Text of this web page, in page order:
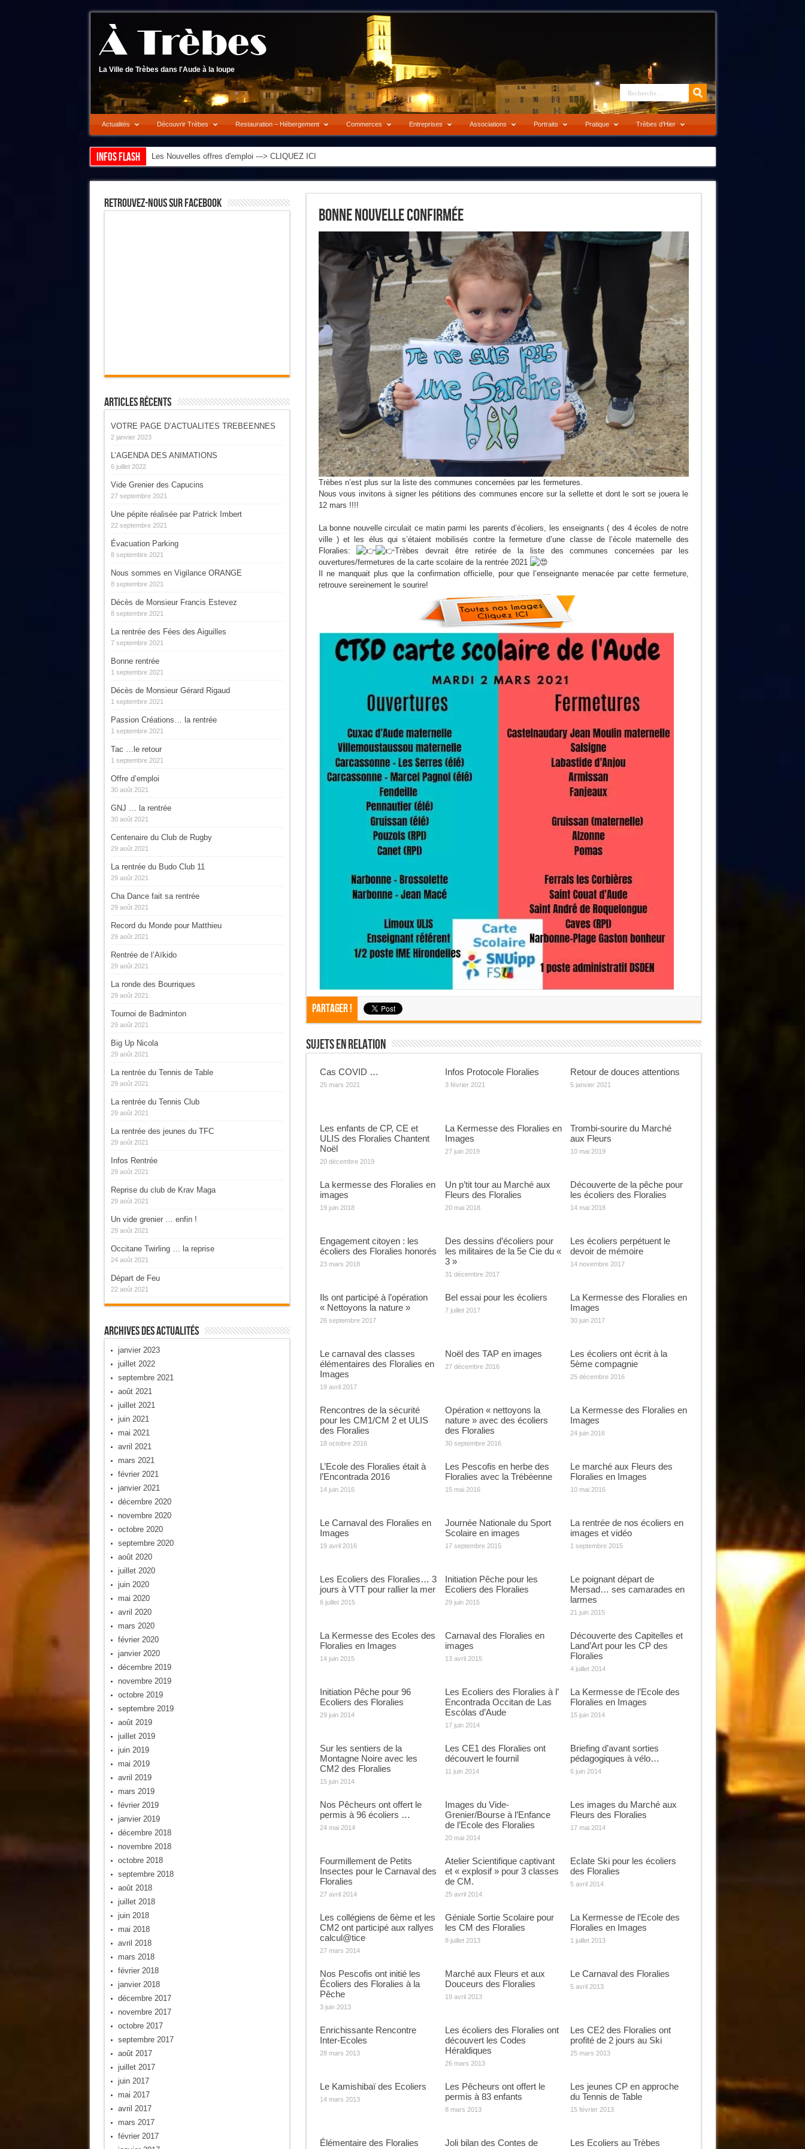
La Ville de Trèbes dans l'Aude à la loupe
Actualités Découvrir Trèbes Restauration – Hébergement Commerces Entreprises Associations Portraits Pratique Trèbes d’Hier
Infos flash Les Nouvelles offres d'emploi ---> CLIQUEZ ICI
Bonne Nouvelle Confirmée
Trèbes n’est plus sur la liste des communes concernées par les fermetures.
Nous vous invitons à signer les pétitions des communes encore sur la sellette et dont le sort se jouera le
12 mars !!!!
La bonne nouvelle circulait ce matin parmi les parents d’écoliers, les enseignants ( des 4 écoles de notre
ville ) et les élus qui s’étaient mobilisés contre la fermeture d’une classe de l’école maternelle des
Floralies:
Trèbes devrait être retirée de la liste des communes concernées par les
ouvertures/fermetures de la carte scolaire de la rentrée 2021
Il ne manquait plus que la confirmation officielle, pour que l’enseignante menacée par cette fermeture,
retrouve sereinement le sourire!
Partager !
Sujets En Relation
Cas COVID …
25 mars 2021
Infos Protocole Floralies
3 février 2021
Retour de douces attentions
5 janvier 2021
Les enfants de CP, CE et
ULIS des Floralies Chantent
Noël
20 décembre 2019
La Kermesse des Floralies en
Images
27 juin 2019
Trombi-sourire du Marché
aux Fleurs
10 mai 2019
La kermesse des Floralies en
images
19 juin 2018
Un p’tit tour au Marché aux
Fleurs des Floralies
20 mai 2018
Découverte de la pêche pour
les écoliers des Floralies
14 mai 2018
Engagement citoyen : les
écoliers des Floralies honorés
23 mars 2018
Des dessins d’écoliers pour
les militaires de la 5e Cie du «
3 »
31 décembre 2017
Les écoliers perpétuent le
devoir de mémoire
14 novembre 2017
Ils ont participé à l’opération
« Nettoyons la nature »
26 septembre 2017
Bel essai pour les écoliers
7 juillet 2017
La Kermesse des Floralies en
Images
30 juin 2017
Le carnaval des classes
élémentaires des Floralies en
Images
19 avril 2017
Noël des TAP en images
27 décembre 2016
Les écoliers ont écrit à la
5ème compagnie
25 décembre 2016
Rencontres de la sécurité
pour les CM1/CM 2 et ULIS
des Floralies
18 octobre 2016
Opération « nettoyons la
nature » avec des écoliers
des Floralies
30 septembre 2016
La Kermesse des Floralies en
Images
24 juin 2016
L’Ecole des Floralies était à
l’Encontrada 2016
14 juin 2016
Les Pescofis en herbe des
Floralies avec la Trébéenne
15 mai 2016
Le marché aux Fleurs des
Floralies en Images
10 mai 2016
Le Carnaval des Floralies en
Images
19 avril 2016
Journée Nationale du Sport
Scolaire en images
17 septembre 2015
La rentrée de nos écoliers en
images et vidéo
1 septembre 2015
Les Ecoliers des Floralies… 3
jours à VTT pour rallier la mer
6 juillet 2015
Initiation Pêche pour les
Ecoliers des Floralies
29 juin 2015
Le poignant départ de
Mersad… ses camarades en
larmes
21 juin 2015
La Kermesse des Ecoles des
Floralies en Images
14 juin 2015
Carnaval des Floralies en
images
13 avril 2015
Découverte des Capitelles et
Land’Art pour les CP des
Floralies
4 juillet 2014
Initiation Pêche pour 96
Ecoliers des Floralies
29 juin 2014
Les Ecoliers des Floralies à l’
Encontrada Occitan de Las
Escòlas d’Aude
17 juin 2014
La Kermesse de l’Ecole des
Floralies en Images
15 juin 2014
Sur les sentiers de la
Montagne Noire avec les
CM2 des Floralies
15 juin 2014
Les CE1 des Floralies ont
découvert le fournil
11 juin 2014
Briefing d’avant sorties
pédagogiques à vélo…
6 juin 2014
Nos Pêcheurs ont offert le
permis à 96 écoliers …
24 mai 2014
Images du Vide-
Grenier/Bourse à l’Enfance
de l’Ecole des Floralies
20 mai 2014
Les images du Marché aux
Fleurs des Floralies
17 mai 2014
Fourmillement de Petits
Insectes pour le Carnaval des
Floralies
27 avril 2014
Atelier Scientifique captivant
et « explosif » pour 3 classes
de CM.
25 avril 2014
Eclate Ski pour les écoliers
des Floralies
5 avril 2014
Les collégiens de 6ème et les
CM2 ont participé aux rallyes
calcul@tice
27 mars 2014
Géniale Sortie Scolaire pour
les CM des Floralies
8 juillet 2013
La Kermesse de l’Ecole des
Floralies en Images
1 juillet 2013
Nos Pescofis ont initié les
Écoliers des Floralies à la
Pêche
3 juin 2013
Marché aux Fleurs et aux
Douceurs des Floralies
19 avril 2013
Le Carnaval des Floralies
5 avril 2013
Enrichissante Rencontre
Inter-Ecoles
28 mars 2013
Les écoliers des Floralies ont
découvert les Codes
Héraldiques
26 mars 2013
Les CE2 des Floralies ont
profité de 2 jours au Ski
25 mars 2013
Le Kamishibaï des Ecoliers
14 mars 2013
Les Pêcheurs ont offert le
permis à 83 enfants
8 mars 2013
Les jeunes CP en approche
du Tennis de Table
15 février 2013
Élémentaire des Floralies
Joli bilan des Contes de
Les Ecoliers au Trèbes
Retrouvez-Nous Sur Facebook
Articles Récents
VOTRE PAGE D’ACTUALITES TREBEENNES
2 janvier 2023
L’AGENDA DES ANIMATIONS
6 juillet 2022
Vide Grenier des Capucins
27 septembre 2021
Une pépite réalisée par Patrick Imbert
22 septembre 2021
Évacuation Parking
8 septembre 2021
Nous sommes en Vigilance ORANGE
8 septembre 2021
Décès de Monsieur Francis Estevez
8 septembre 2021
La rentrée des Fées des Aiguilles
7 septembre 2021
Bonne rentrée
1 septembre 2021
Décès de Monsieur Gérard Rigaud
1 septembre 2021
Passion Créations… la rentrée
1 septembre 2021
Tac …le retour
1 septembre 2021
Offre d’emploi
30 août 2021
GNJ … la rentrée
30 août 2021
Centenaire du Club de Rugby
29 août 2021
La rentrée du Budo Club 11
29 août 2021
Cha Dance fait sa rentrée
29 août 2021
Record du Monde pour Matthieu
29 août 2021
Rentrée de l’Aïkido
29 août 2021
La ronde des Bourriques
29 août 2021
Tournoi de Badminton
29 août 2021
Big Up Nicola
29 août 2021
La rentrée du Tennis de Table
29 août 2021
La rentrée du Tennis Club
29 août 2021
La rentrée des jeunes du TFC
29 août 2021
Infos Rentrée
29 août 2021
Reprise du club de Krav Maga
29 août 2021
Un vide grenier … enfin !
29 août 2021
Occitane Twirling … la reprise
24 août 2021
Départ de Feu
22 août 2021
Archives Des Actualités
janvier 2023
juillet 2022
septembre 2021
août 2021
juillet 2021
juin 2021
mai 2021
avril 2021
mars 2021
février 2021
janvier 2021
décembre 2020
novembre 2020
octobre 2020
septembre 2020
août 2020
juillet 2020
juin 2020
mai 2020
avril 2020
mars 2020
février 2020
janvier 2020
décembre 2019
novembre 2019
octobre 2019
septembre 2019
août 2019
juillet 2019
juin 2019
mai 2019
avril 2019
mars 2019
février 2019
janvier 2019
décembre 2018
novembre 2018
octobre 2018
septembre 2018
août 2018
juillet 2018
juin 2018
mai 2018
avril 2018
mars 2018
février 2018
janvier 2018
décembre 2017
novembre 2017
octobre 2017
septembre 2017
août 2017
juillet 2017
juin 2017
mai 2017
avril 2017
mars 2017
février 2017